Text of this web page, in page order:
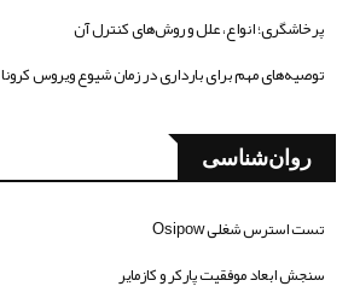
پرخاشگری؛ انواع، علل و روش‌های کنترل آن
توصیه‌های مهم برای بارداری در زمان شیوع ویروس کرونا
روان‌شناسی
تست استرس شغلی Osipow
سنجش ابعاد موفقیت پارکر و کازمایر